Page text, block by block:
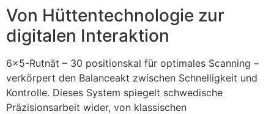
Von Hüttentechnologie zur
digitalen Interaktion
6×5-Rutnät – 30 positionskal für optimales Scanning –
verkörpert den Balanceakt zwischen Schnelligkeit und
Kontrolle. Dieses System spiegelt schwedische
Präzisionsarbeit wider, von klassischen